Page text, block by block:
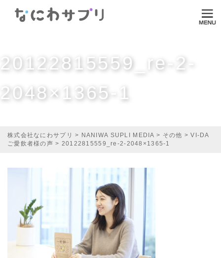
なにわサプリについて
VI-DA
TODOKU
Media
オンラインダイエット
20122815559_re-2-
2048×1365-1
株式会社なにわサプリ > NANIWA SUPLI MEDIA > その他 >VI-DA
ご愛飲者様の声 > 20122815559_re-2-2048×1365-1